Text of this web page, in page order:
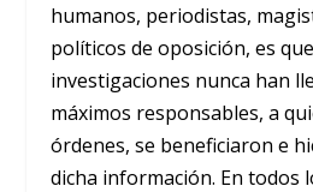
humanos, periodistas,
políticos de oposición, es
investigaciones nunca han
máximos responsables, a
órdenes, se beneficiaron e
dicha información. En todos